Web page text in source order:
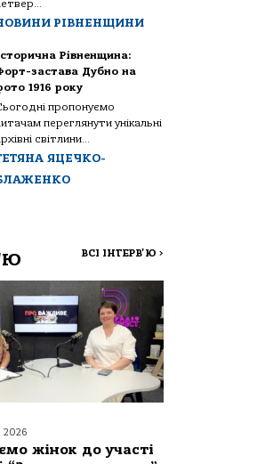
РІВНЕНЩИНИ
Рівненщина:
застава Дубно на
1916 року
пропонуємо
переглянути унікальні
світлини...
ЯЦЕЧКО-
ВСІ ІНТЕРВ'Ю >
2026
жінок до участі